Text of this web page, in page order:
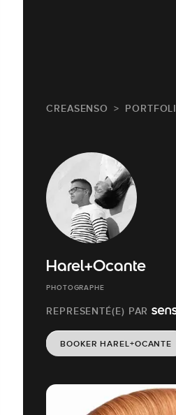
CREASENSO
Harel+Ocante
PHOTOGRAPHE
REPRESENTÉ(E) PAR
BOOKER HAREL+OCANTE